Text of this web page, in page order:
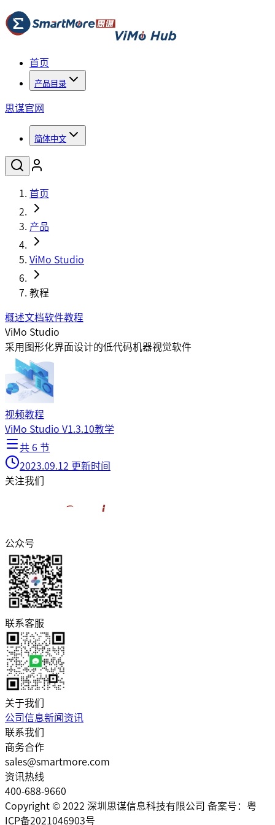
首页
产品目录
思谋官网
简体中文
首页
产品
ViMo Studio
教程
概述文档软件教程
ViMo Studio
采用图形化界面设计的低代码机器视觉软件
视频教程
ViMo Studio V1.3.10教学
共 6 节
2023.09.12 更新时间
关注我们
公众号
联系客服
关于我们
公司信息新闻资讯
联系我们
商务合作
sales@smartmore.com
资讯热线
400-688-9660
Copyright © 2022 深圳思谋信息科技有限公司 备案号：粤
ICP备2021046903号